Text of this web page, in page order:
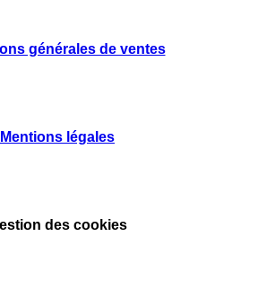
générales de ventes
Mentions légales
des cookies